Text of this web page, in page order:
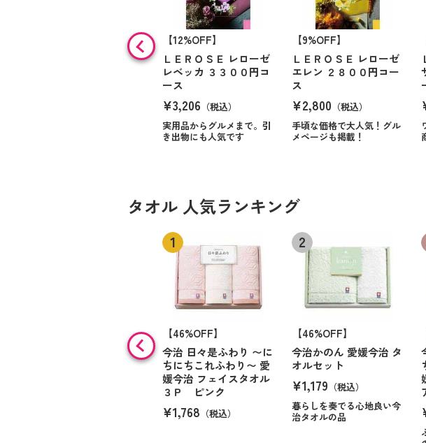
【12%OFF】
ＬＥＲＯＳＥ レローゼ
レベッカ ３３００円コ
ース
¥3,206 （税込）
実用品からグルメまで。引
き出物にも人気です
【9%OFF】
ＬＥＲＯＳＥ レローゼ
エレン ２８００円コー
ス
¥2,800 （税込）
手頃な価格で大人気！グル
メページも掲載！
タオル 人気ランキング
【46%OFF】
今治 日々是ふわり 〜に
ちにちこれふわり〜 愛
媛今治 フェイスタオル
３Ｐ ピンク
¥1,768 （税込）
【46%OFF】
今治かのん 愛媛今治 タ
オルセット
¥1,179 （税込）
暮らしを奏でる心地良い今
治タオルの品